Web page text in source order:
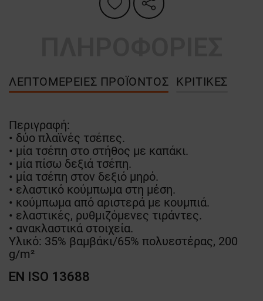
ΛΕΠΤΟΜΈΡΕΙΕΣ ΠΡΟΪΌΝΤΟΣ ΚΡΙΤΙΚΈΣ
Περιγραφή:
• δύο πλαϊνές τσέπες.
• μία τσέπη στο στήθος με καπάκι.
• μία πίσω δεξιά τσέπη.
• μία τσέπη στον δεξιό μηρό.
• ελαστικό κούμπωμα στη μέση.
• κούμπωμα από αριστερά με κουμπιά.
• ελαστικές, ρυθμιζόμενες τιράντες.
• ανακλαστικά στοιχεία.
Υλικό: 35% βαμβάκι/65% πολυεστέρας, 200
g/m²
EN ISO 13688